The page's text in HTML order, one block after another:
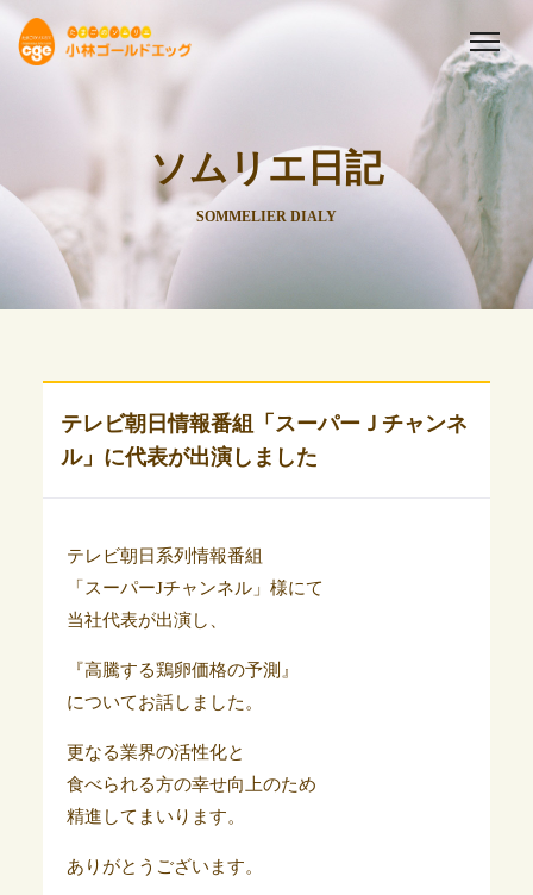
ソムリエ日記
SOMMELIER DIALY
テレビ朝日情報番組「スーパーＪチャンネ
ル」に代表が出演しました
テレビ朝日系列情報番組
「スーパーJチャンネル」様にて
当社代表が出演し、
『高騰する鶏卵価格の予測』
についてお話しました。
更なる業界の活性化と
食べられる方の幸せ向上のため
精進してまいります。
ありがとうございます。